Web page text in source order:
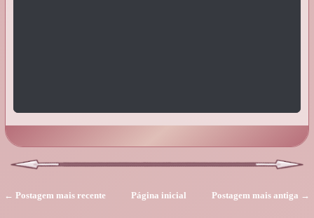
← Postagem mais recente Postagem mais antiga →
Página inicial